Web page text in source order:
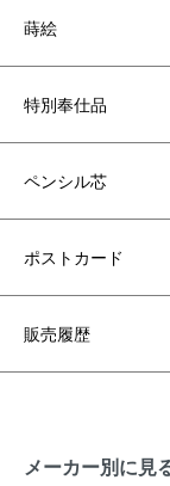
蒔絵
特別奉仕品
ペンシル芯
ポストカード
販売履歴
メーカー別に見